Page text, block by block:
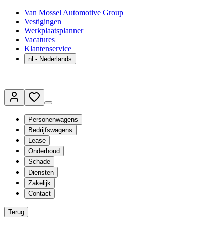
Van Mossel Automotive Group
Vestigingen
Werkplaatsplanner
Vacatures
Klantenservice
nl - Nederlands
Personenwagens
Bedrijfswagens
Lease
Onderhoud
Schade
Diensten
Zakelijk
Contact
Terug